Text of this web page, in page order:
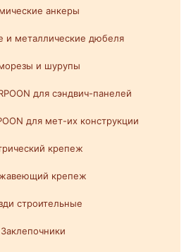
анкеры
и металлические дюбеля
и шурупы
для сэндвич-панелей
для мет-их конструкции
крепеж
крепеж
строительные
Заклепочники